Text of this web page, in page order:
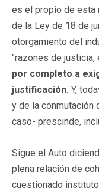
es el propio de esta
de la Ley de 18 de
otorgamiento del
"razones de justicia,
por completo a
justificación. Y,
y de la conmutación
caso- prescinde,
Sigue el Auto
plena relación de
cuestionado